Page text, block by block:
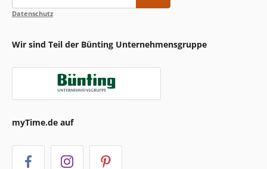
Datenschutz
Wir sind Teil der Bünting Unternehmensgruppe
myTime.de auf